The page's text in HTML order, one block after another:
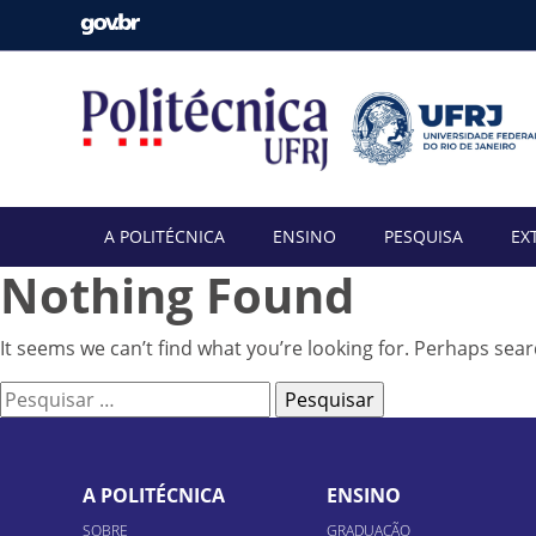
A POLITÉCNICA ENSINO PESQUISA
Nothing Found
It seems we can’t find what you’re looking for. Perhaps
Pesquisar
por:
A POLITÉCNICA
SOBRE
ENSINO
GRADUAÇÃO